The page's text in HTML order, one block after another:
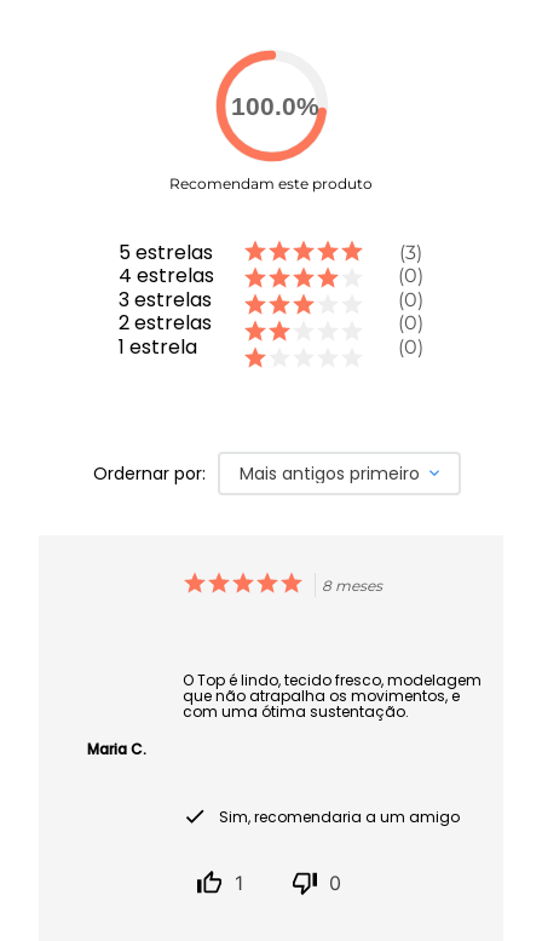
busto com um toque moderno
Costuras Estratégicas - Realçam e valorizam a
Estampa Exclusiva Donna Carioca Texturizada -
Identidade única da marca com sofisticação
Cor Cinza Atemporal - Versatilidade e elegância
100.0%
Recomendam este produto
5estrelas
4 estrelas
3estrelas
2estrelas
1 estrela
3
0
0
0
0
Ordernar por: Mais antigos primeiro
Maria C.
8 meses
O Top é lindo, tecido fresco, modelagem
que não atrapalha os movimentos, e
com uma ótima sustentação.
Sim, recomendaria a um amigo
1 0